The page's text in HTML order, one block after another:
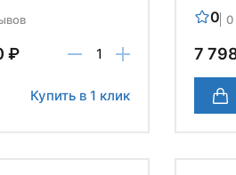
₽
Купить в 1 клик
0 0
7